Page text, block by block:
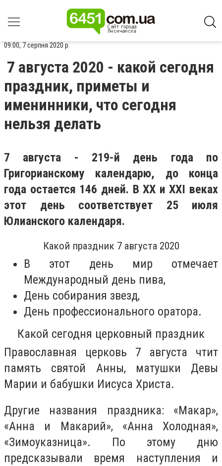
09:00, 7 серпня 2020 р.
7 августа 2020 - какой сегодня
праздник, приметы и
именинники, что сегодня
нельзя делать
7 августа - 219-й день года по
Григорианскому календарю, до конца
года остается 146 дней. В XX и XXI веках
этот день соответствует 25 июля
Юлианского календаря.
Какой праздник 7 августа 2020
В этот день мир отмечает
Международный день пива,
День собирания звезд,
День профессионального оратора.
Какой сегодня церковный праздник
Православная церковь 7 августа чтит
память святой Анны, матушки Девы
Марии и бабушки Иисуса Христа.
Другие названия праздника: «Макар»,
«Анна и Макарий», «Анна Холодная»,
«Зимоуказница». По этому дню
предсказывали время наступления и